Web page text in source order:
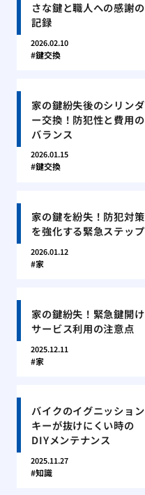
さな鍵と職人への感謝の
記録
2026.02.10
鍵交換
家の鍵紛失後のシリンダ
ー交換！防犯性と費用の
バランス
2026.01.15
鍵交換
家の鍵を紛失！防犯対策
を強化する緊急ステップ
2026.01.12
家
家の鍵紛失！緊急鍵開け
サービス利用の注意点
2025.12.11
家
バイクのイグニッション
キーが抜けにくい時の
DIYメンテナンス
2025.11.27
知識